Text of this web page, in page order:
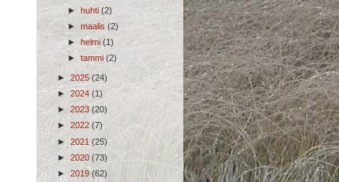
► huhti (2)
► maalis (2)
► helmi (1)
► tammi (2)
► 2025 (24)
► 2024 (1)
► 2023 (20)
► 2022 (7)
► 2021 (25)
► 2020 (73)
► 2019(62)